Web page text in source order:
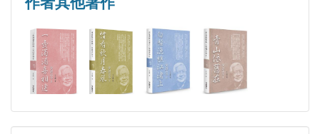
長、菲華歷史學報主編；近年曾獲邀擔任菲律賓三軍
指揮及參謀學院高級顧問。早年分別在菲律賓大中華
日報及聯合日報撰寫「自由談」及「笑談古今」專
欄，多篇英文論述發表於馬尼拉時報。
李登輝差點被林洋港取代
李登輝六出祈山日本拜祖
李登輝比汪精衛更汪精衛
李登輝患上精神分裂症